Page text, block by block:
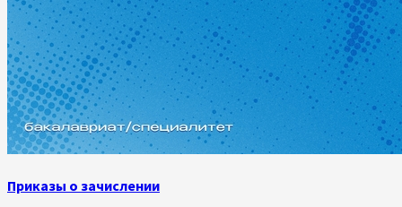
Приказы о зачислении